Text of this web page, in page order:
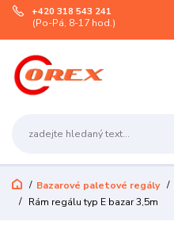
+420 318 543 241
(Po-Pá, 8-17 hod.)
Bazarové paletové regály
Rám regálu typ E bazar 3,5m